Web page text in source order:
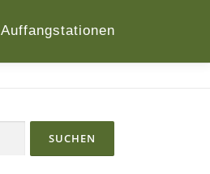
Auffangstationen